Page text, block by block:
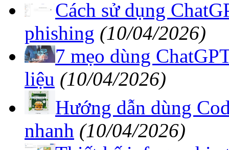
Cách sử dụng
phishing (10/04/2026)
7 mẹo dùng
liệu (10/04/2026)
Hướng dẫn dùng
nhanh (10/04/2026)